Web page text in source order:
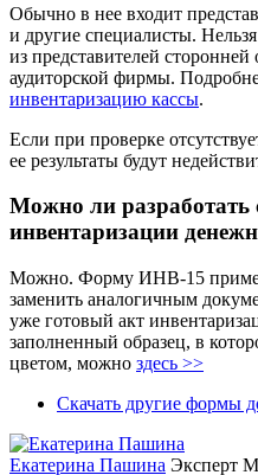
Обычно в нее входит
и другие специалисты.
из представителей
аудиторской фирмы.
инвентаризацию кассы.
Если при проверке
ее результаты будут
Можно ли разработать
инвентаризации
Можно. Форму ИНВ-15
заменить аналогичным
уже готовый акт
заполненный образец, в
цветом, можно здесь >>
Скачать другие формы
Екатерина Пашина Эксперт